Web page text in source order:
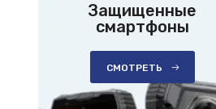
Защищенные
смартфоны
СМОТРЕТЬ